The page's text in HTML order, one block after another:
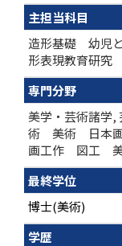
主担当科目
造形基礎 幼児
形表現教育研究
専門分野
美学・芸術諸学,
術 美術 日本
画工作 図工
最終学位
博士(美術)
学歴